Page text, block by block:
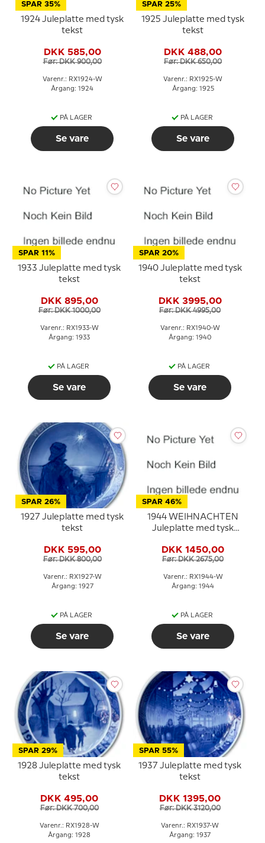
SPAR 35%
1924 Juleplatte med tysk
tekst
DKK 585,00
Før: DKK 900,00
Varenr.: RX1924-W
Årgang: 1924
PÅ LAGER
Se vare
SPAR 25%
1925 Juleplatte med tysk
tekst
DKK 488,00
Før: DKK 650,00
Varenr.: RX1925-W
Årgang: 1925
PÅ LAGER
Se vare
SPAR 11%
1933 Juleplatte med tysk
tekst
DKK 895,00
Før: DKK 1000,00
Varenr.: RX1933-W
Årgang: 1933
PÅ LAGER
Se vare
SPAR 20%
1940 Juleplatte med tysk
tekst
DKK 3995,00
Før: DKK 4995,00
Varenr.: RX1940-W
Årgang: 1940
PÅ LAGER
Se vare
SPAR 26%
1927 Juleplatte med tysk
tekst
DKK 595,00
Før: DKK 800,00
Varenr.: RX1927-W
Årgang: 1927
PÅ LAGER
Se vare
SPAR 46%
1944 WEIHNACHTEN
Juleplatte med tysk
Copenhagen
DKK 1450,00
Før: DKK 2675,00
Varenr.: RX1944-W
Årgang: 1944
PÅ LAGER
Se vare
SPAR 29%
1928 Juleplatte med tysk
tekst
DKK 495,00
Før: DKK 700,00
Varenr.: RX1928-W
Årgang: 1928
SPAR 55%
1937 Juleplatte med tysk
tekst
DKK 1395,00
Før: DKK 3120,00
Varenr.: RX1937-W
Årgang: 1937